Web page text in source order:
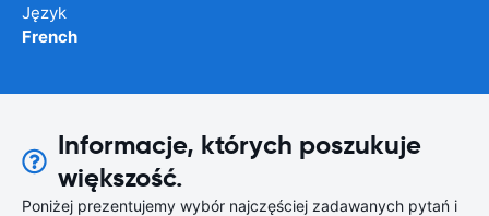
Język
French
Informacje, których poszukuje
większość.
Poniżej prezentujemy wybór najczęściej zadawanych pytań i